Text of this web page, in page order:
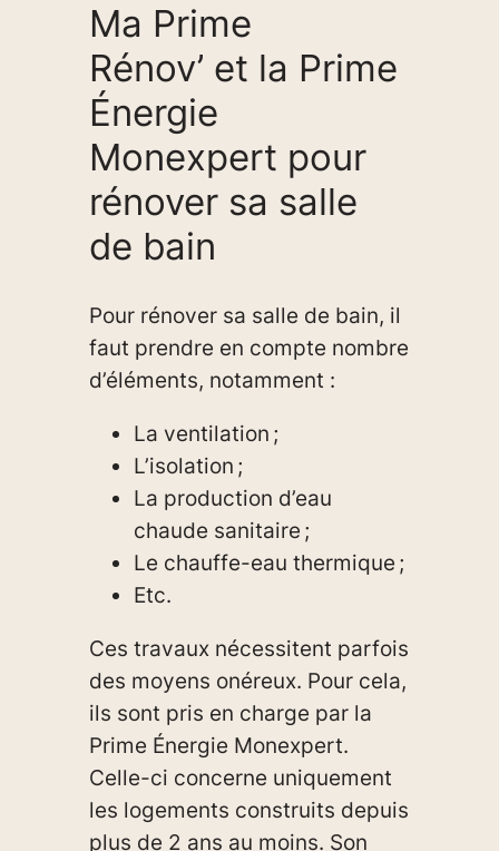
Ma Prime
Rénov’ et la Prime
Énergie
Monexpert pour
rénover sa salle
de bain
Pour rénover sa salle de bain, il
faut prendre en compte nombre
d’éléments, notamment :
La ventilation ;
L’isolation ;
La production d’eau
chaude sanitaire ;
Le chauffe-eau thermique ;
Etc.
Ces travaux nécessitent parfois
des moyens onéreux. Pour cela,
ils sont pris en charge par la
Prime Énergie Monexpert.
Celle-ci concerne uniquement
les logements construits depuis
plus de 2 ans au moins. Son